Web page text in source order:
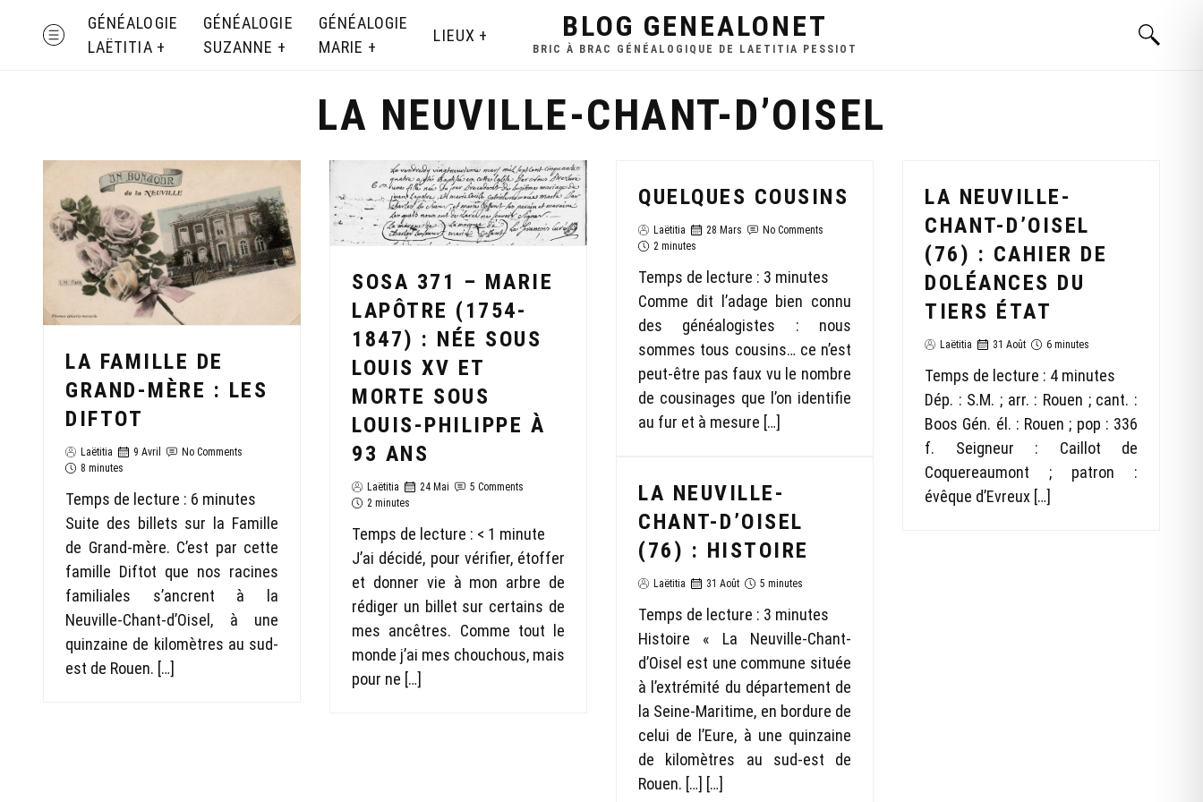
MENU
GÉNÉALOGIE
LAËTITIA
GÉNÉALOGIE
SUZANNE
GÉNÉALOGIE
MARIE
LIEUX BLOG GENEALONET
BRIC À BRAC GÉNÉALOGIQUE DE LAETITIA PESSIOT
LA NEUVILLE-CHANT-D’OISEL
LA FAMILLE DE
GRAND-MÈRE : LES
DIFTOT
Laëtitia 9 Avril
No Comments
8 minutes
Temps de lecture : 6 minutes
Suite des billets sur la Famille
de Grand-mère. C’est par cette
famille Diftot que nos racines
familiales s’ancrent à la
Neuville-Chant-d’Oisel, à une
quinzaine de kilomètres au sud-
est de Rouen. […]
SOSA 371 – MARIE
LAPÔTRE (1754-
1847) : NÉE SOUS
LOUIS XV ET
MORTE SOUS
LOUIS-PHILIPPE À
93 ANS
Laëtitia 24 Mai
5 Comments
2 minutes
Temps de lecture : < 1 minute
J’ai décidé, pour vérifier, étoffer
et donner vie à mon arbre de
rédiger un billet sur certains de
mes ancêtres. Comme tout le
monde j’ai mes chouchous, mais
pour ne […]
QUELQUES COUSINS
Laëtitia 28 Mars
No Comments
2 minutes
Temps de lecture : 3 minutes
Comme dit l’adage bien connu
des généalogistes : nous
sommes tous cousins… ce n’est
peut-être pas faux vu le nombre
de cousinages que l’on identifie
au fur et à mesure […]
LA NEUVILLE-
CHANT-D’OISEL
(76) : CAHIER DE
DOLÉANCES DU
TIERS ÉTAT
Laëtitia 31 Août 6 minutes
Temps de lecture : 4 minutes
Dép. : S.M. ; arr. : Rouen ; cant. :
Boos Gén. él. : Rouen ; pop : 336
f. Seigneur : Caillot de
Coquereaumont ; patron :
évêque d’Evreux […]
LA NEUVILLE-
CHANT-D’OISEL
(76) : HISTOIRE
Laëtitia 31 Août 5 minutes
Temps de lecture : 3 minutes
Histoire « La Neuville-Chant-
d’Oisel est une commune située
à l’extrémité du département de
la Seine-Maritime, en bordure de
celui de l’Eure, à une quinzaine
de kilomètres au sud-est de
Rouen. […] […]